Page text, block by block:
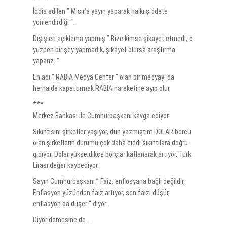
İddia edilen ” Mısır’a yayın yaparak halkı şiddete
yönlendirdiği “.
Dışişleri açıklama yapmış ” Bize kimse şikayet etmedi, o
yüzden bir şey yapmadık, şikayet olursa araştırma
yaparız. ”
Eh adı ” RABİA Medya Center ” olan bir medyayı da
herhalde kapattırmak RABIA hareketine ayıp olur.
***
Merkez Bankası ile Cumhurbaşkanı kavga ediyor.
Sıkıntısını şirketler yaşıyor, dün yazmıştım DOLAR borcu
olan şirketlerin durumu çok daha ciddi sıkıntılara doğru
gidiyor. Dolar yükseldikçe borçlar katlanarak artıyor, Türk
Lirası değer kaybediyor.
Sayın Cumhurbaşkanı ” Faiz, enflosyana bağlı değildir,
Enflasyon yüzünden faiz artıyor, sen faizi düşür,
enflasyon da düşer ” diyor .
Diyor demesine de …